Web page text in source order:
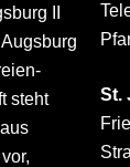
II
steht
St.